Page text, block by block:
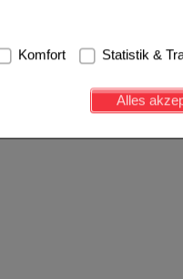
handelt es sich um
Warenkorb,
genutzt um das
des Besuchers
Partnerprogramm zu
Website weiter für
möglichst relevant für Sie
Komfort Statistik &
Alles